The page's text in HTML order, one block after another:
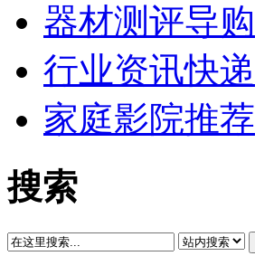
器材测评导购
行业资讯快递
家庭影院推荐
搜索